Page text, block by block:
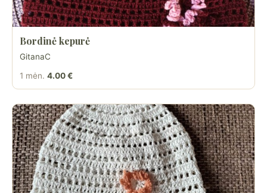
Bordinė kepurė
GitanaC
1 mėn. 4.00 €